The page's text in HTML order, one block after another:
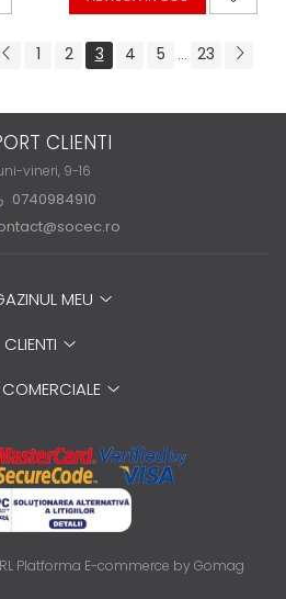
1 2 3 4 5 ... 23
CLIENTI
vineri, 9-16
0740984910
MEU
CLIENTI
Platforma E-commerce by Gomag